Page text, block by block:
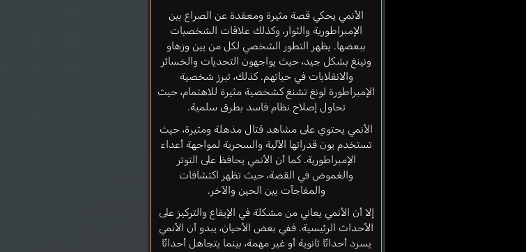
الأنمي يحكي قصة مثيرة ومعقدة عن الصراع بين
الإمبراطورية والثوار، وكذلك علاقات الشخصيات
ببعضها. يظهر التطور الشخصي لكل من يين وزهاو
ونينغ بشكل جيد، حيث يواجهون التحديات والخسائر
والانقلابات في حياتهم. كذلك، تبرز شخصية
الإمبراطورة لونغ تشنغ كشخصية مثيرة للاهتمام، حيث
تحاول إصلاح نظام فاسد بطرق سلمية.
الأنمي يحتوي على مشاهد قتال مذهلة ومثيرة، حيث
تستخدم يون قدراتها الآلية والسحرية لمواجهة أعداء
الإمبراطورية. كما أن الأنمي يحافظ على التوتر
والغموض في القصة، حيث تظهر اكتشافات
والمفاجآت بين الحين والآخر.
إلا أن الأنمي يعاني من مشكلة في الإيقاع والتركيز على
الأحداث الرئيسية. ففي بعض الأحيان، يبدو أن الأنمي
يسرد أحداثًا ثانوية أو غير مهمة، بينما يتجاهل أحداثًا